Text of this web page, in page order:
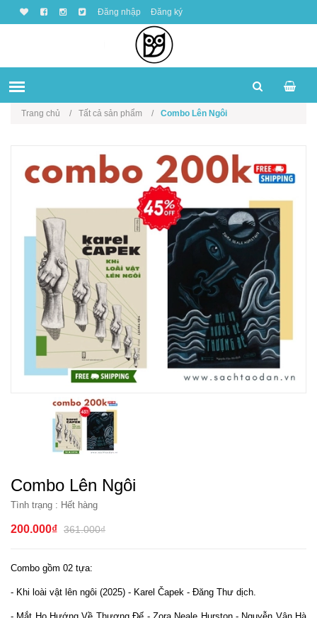
Đăng nhập Đăng ký
Trang chủ Tất cả sản phẩm Combo Lên Ngôi
Combo Lên Ngôi
Tình trạng : Hết hàng
200.000₫ 361.000₫
Combo gồm 02 tựa:
- Khi loài vật lên ngôi (2025) - Karel Čapek - Đăng Thư dịch.